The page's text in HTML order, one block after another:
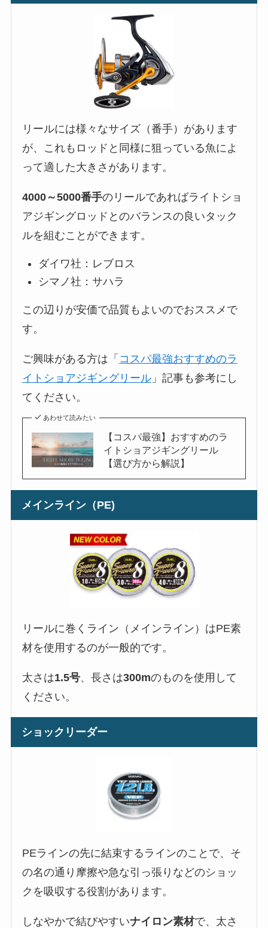
リールには様々なサイズ（番手）があります
が、これもロッドと同様に狙っている魚によ
って適した大きさがあります。
4000～5000番手のリールであればライトショ
アジギングロッドとのバランスの良いタック
ルを組むことができます。
ダイワ社：レブロス
シマノ社：サハラ
この辺りが安価で品質もよいのでおススメで
す。
ご興味がある方は「 コスパ最強おすすめのラ
イトショアジギングリール」記事も参考にし
てください。
あわせて読みたい
【コスパ最強】おすすめのラ
イトショアジギングリール
【選び方から解説】
メインライン（PE)
リールに巻くライン（メインライン）はPE素
材を使用するのが一般的です。
太さは1.5号、長さは300mのものを使用して
ください。
ショックリーダー
PEラインの先に結束するラインのことで、そ
の名の通り摩擦や急な引っ張りなどのショッ
クを吸収する役割があります。
しなやかで結びやすいナイロン素材で、太さ